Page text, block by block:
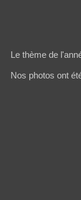
Le thème de
Nos photos ont